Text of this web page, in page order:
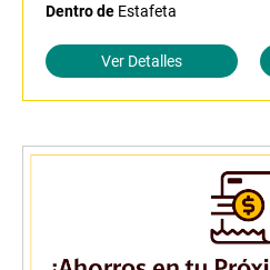
Dentro de Estafeta
Ver Detalles